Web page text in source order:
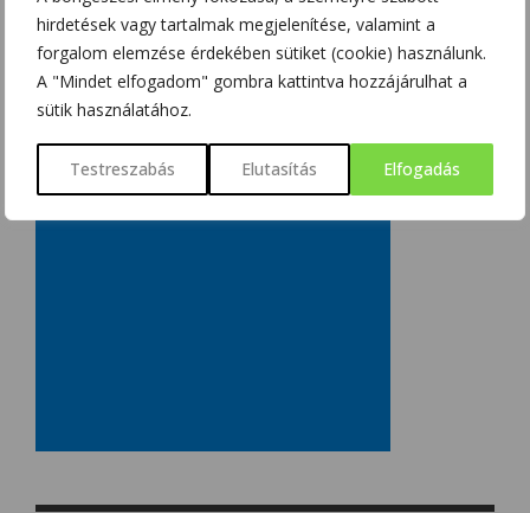
hirdetések vagy tartalmak megjelenítése, valamint a
forgalom elemzése érdekében sütiket (cookie) használunk.
A "Mindet elfogadom" gombra kattintva hozzájárulhat a
sütik használatához.
Testreszabás Elutasítás Elfogadás